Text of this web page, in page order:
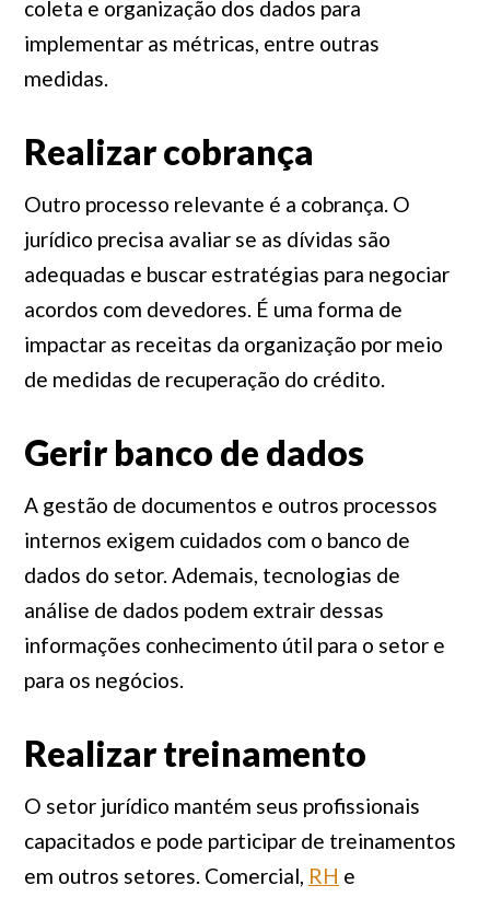
coleta e organização dos dados para
implementar as métricas, entre outras
medidas.
Realizar cobrança
Outro processo relevante é a cobrança. O
jurídico precisa avaliar se as dívidas são
adequadas e buscar estratégias para negociar
acordos com devedores. É uma forma de
impactar as receitas da organização por meio
de medidas de recuperação do crédito.
Gerir banco de dados
A gestão de documentos e outros processos
internos exigem cuidados com o banco de
dados do setor.Ademais, tecnologias de
análise de dados podem extrair dessas
informações conhecimento útil para o setor e
para os negócios.
Realizar treinamento
O setor jurídico mantém seus profissionais
capacitados e pode participar de treinamentos
em outros setores. Comercial, RH e